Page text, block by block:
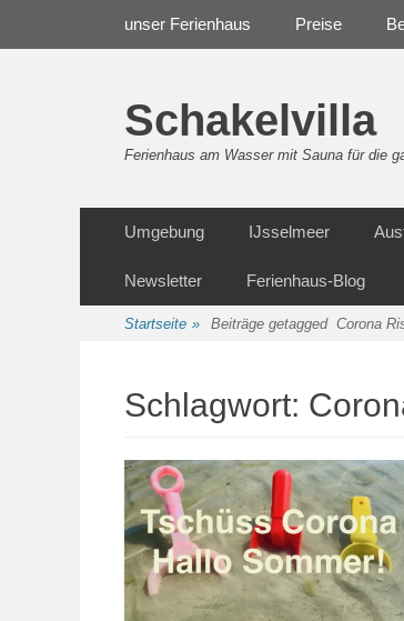
unser Ferienhaus Preise
Schakelvilla
Ferienhaus am Wasser mit Sauna für die
Inhalt
Umgebung IJsselmeer
Newsletter Ferienhaus-Blog
Startseite » Beiträge getagged Corona
Schlagwort: